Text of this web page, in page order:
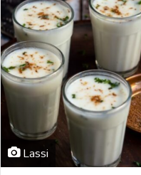
Lassi